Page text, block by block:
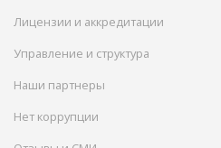
Лицензии и аккредитации
Управление и структура
Наши партнеры
Нет коррупции